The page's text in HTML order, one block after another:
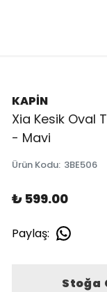
KAPİN
Xia Kesik Oval
- Mavi
Ürün Kodu: 3BE506
₺ 599.00
Paylaş:
Stoğa